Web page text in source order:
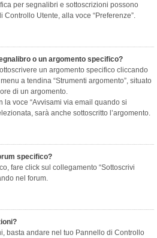
per segnalibri e sottoscrizioni possono
Utente, alla voce “Preferenze”.
o un argomento specifico?
un argomento specifico cliccando
a tendina “Strumenti argomento”, situato
di un argomento.
la voce “Avvisami via email quando si
sarà anche sottoscritto l’argomento.
specifico?
fare click sul collegamento “Sottoscrivi
nel forum.
basta andare nel tuo Pannello di Controllo